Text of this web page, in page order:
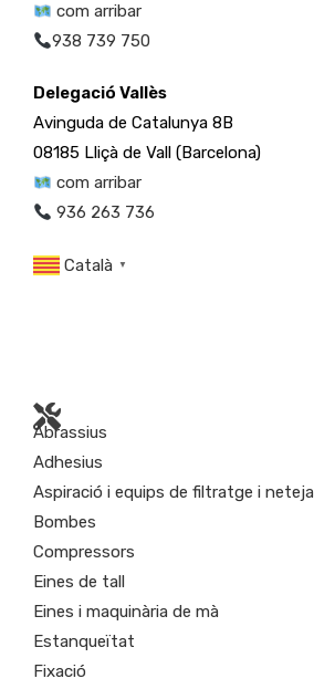
com arribar
938 739 750
Delegació Vallès
Avinguda de Catalunya 8B
08185 Lliçà de Vall (Barcelona)
com arribar
936 263 736
Català ▼
Abrassius
Adhesius
Aspiració i equips de filtratge i neteja
Bombes
Compressors
Eines de tall
Eines i maquinària de mà
Estanqueïtat
Fixació